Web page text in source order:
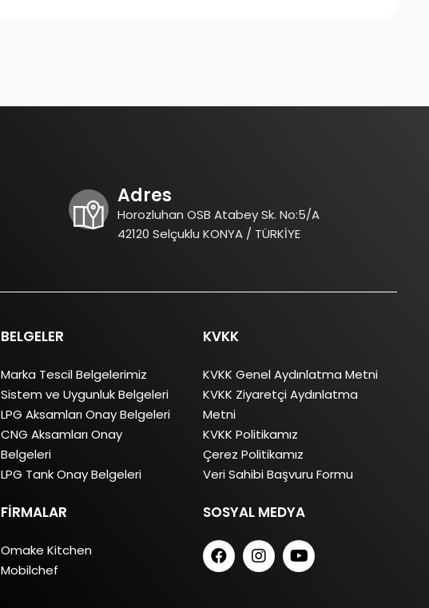
Adres
Horozluhan OSB Atabey Sk. No:5/A
42120 Selçuklu KONYA / TÜRKİYE
BELGELER
Marka Tescil Belgelerimiz
Sistem ve Uygunluk Belgeleri
LPG Aksamları Onay Belgeleri
CNG Aksamları Onay
Belgeleri
LPG Tank Onay Belgeleri
FIRMALAR
Omake Kitchen
Mobilchef
KVKK
KVKK Genel Aydınlatma Metni
KVKK Ziyaretçi Aydınlatma
Metni
KVKK Politikamız
Çerez Politikamız
Veri Sahibi Başvuru Formu
SOSYAL MEDYA